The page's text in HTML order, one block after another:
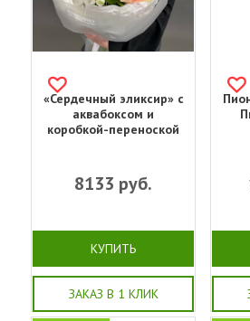
«Сердечный эликсир» с
аквабоксом и
коробкой-переноской
8133 руб.
КУПИТЬ
ЗАКАЗ В 1 КЛИК